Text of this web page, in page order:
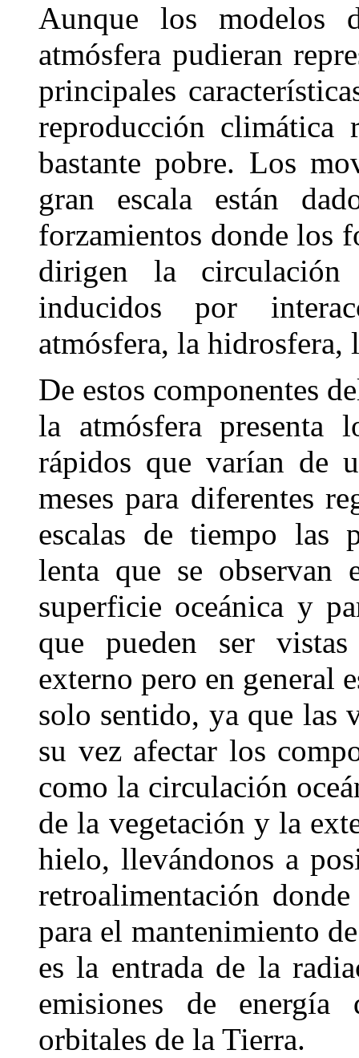
Aunque los modelos
atmósfera pudieran
principales
reproducción climática
bastante pobre. Los
gran escala están
forzamientos donde los
dirigen la
inducidos por
atmósfera, la
De estos componentes
la atmósfera presenta
rápidos que varían de
meses para diferentes
escalas de tiempo las
lenta que se observan
superficie oceánica y
que pueden ser
externo pero en general
solo sentido, ya que las
su vez afectar los
como la circulación
de la vegetación y la
hielo, llevándonos a
retroalimentación
para el mantenimiento
es la entrada de la
emisiones de
orbitales de la Tierra.